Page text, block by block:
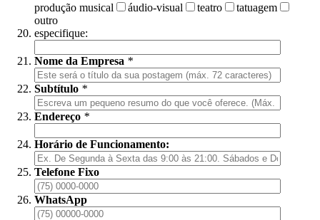
produção musical
áudio-visual teatro
tatuagem
outro
especifique:
Nome da Empresa *
Subtítulo *
Endereço *
Horário de Funcionamento:
Telefone Fixo
WhatsApp